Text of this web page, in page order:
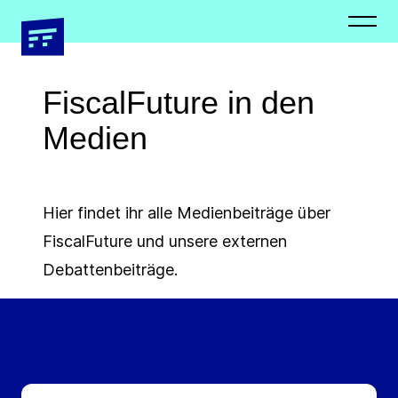
FiscalFuture in den
Medien
Hier findet ihr alle Medienbeiträge über
FiscalFuture und unsere externen
Debattenbeiträge.
Newsletter Schließen
E-Mail Adresse*
Presseverteiler Schließen
Organisation